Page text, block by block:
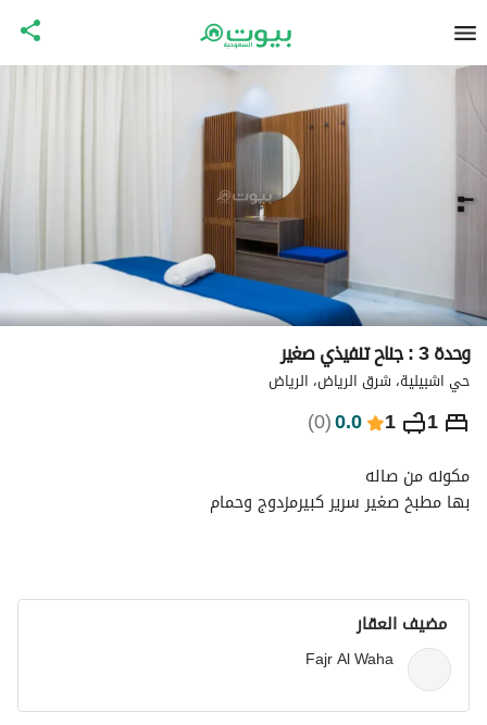
وحدة 3 : جناح تنفيذي صغير
حي اشبيلية، شرق الرياض، الرياض
1
1
0.0
(
0
) ⃁
299 ليلة
التفاصيل
مكونه من صاله
بها مطبخ صغير سرير كبيرمزدوج وحمام
مضيف العقار
Fajr Al Waha